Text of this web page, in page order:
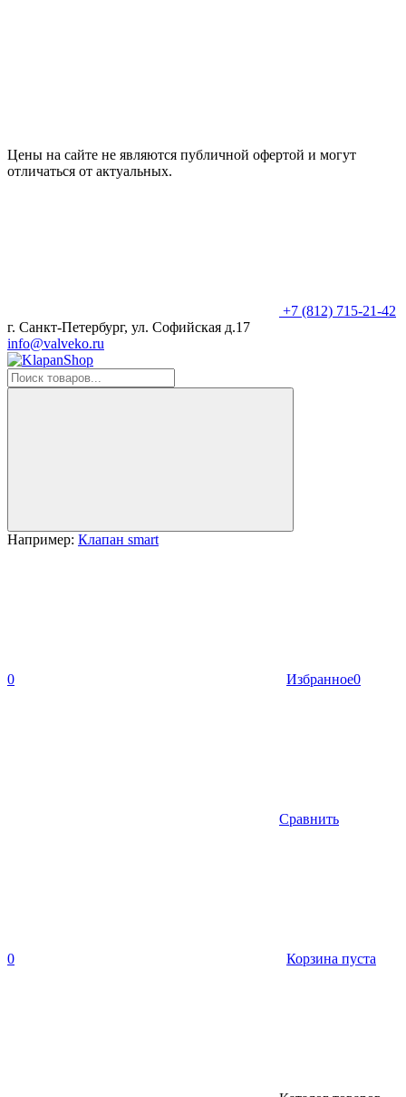
Цены на сайте не являются публичной офертой и могут
отличаться от актуальных.
+7 (812) 715-21-42
г. Санкт-Петербург, ул. Софийская д.17
info@valveko.ru
Например: Клапан smart
0 Избранное0
Сравнить
0 Корзина пуста